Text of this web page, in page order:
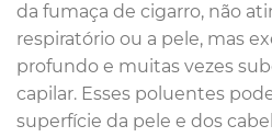
da fumaça de cigarro, não
respiratório ou a pele, mas
profundo e muitas vezes
capilar. Esses poluentes
superfície da pele e dos